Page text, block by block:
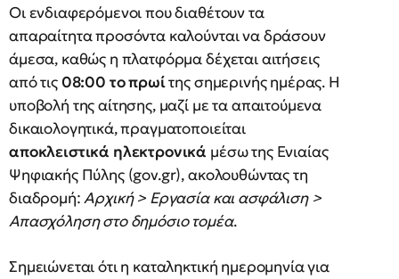
Οι ενδιαφερόμενοι που διαθέτουν τα
απαραίτητα προσόντα καλούνται να δράσουν
άμεσα, καθώς η πλατφόρμα δέχεται αιτήσεις
από τις08:00 το πρωίτης σημερινής ημέρας. Η
υποβολή της αίτησης, μαζί με τα απαιτούμενα
δικαιολογητικά, πραγματοποιείται
αποκλειστικά ηλεκτρονικά μέσω της Ενιαίας
Ψηφιακής Πύλης (gov.gr), ακολουθώντας τη
διαδρομή:Αρχική > Εργασία και ασφάλιση >
Απασχόληση στο δημόσιο τομέα.
Σημειώνεται ότι η καταληκτική ημερομηνία για